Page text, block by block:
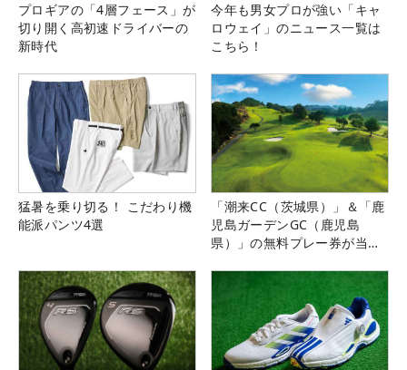
プロギアの「4層フェース」が
切り開く高初速ドライバーの
新時代
今年も男女プロが強い「キャ
ロウェイ」のニュース一覧は
こちら！
猛暑を乗り切る！ こだわり機
能派パンツ4選
「潮来CC（茨城県）」＆「鹿
児島ガーデンGC（鹿児島
県）」の無料プレー券が当た